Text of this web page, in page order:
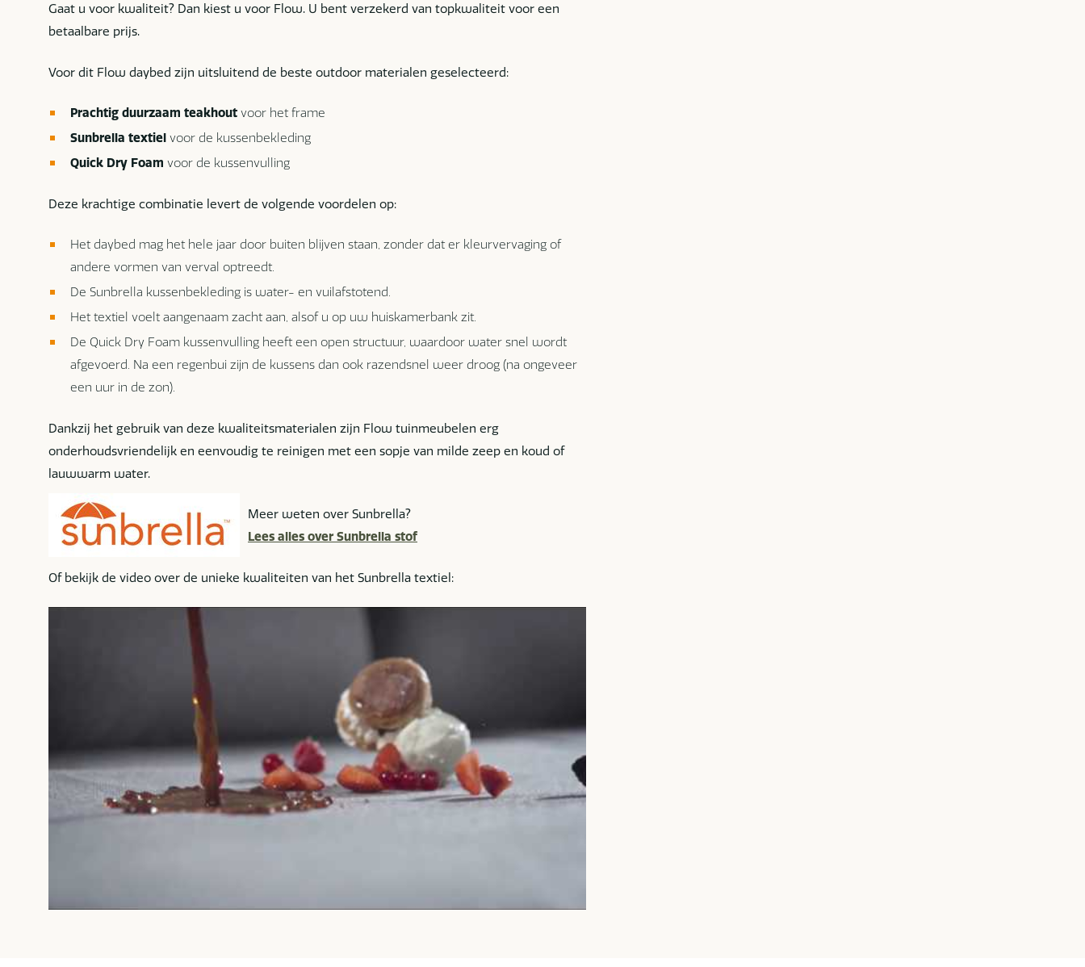
Gaat u voor kwaliteit? Dan kiest u voor Flow. U bent verzekerd van topkwaliteit voor een
betaalbare prijs.
Voor dit Flow daybed zijn uitsluitend de beste outdoor materialen geselecteerd:
Prachtig duurzaam teakhoutvoor het frame
Sunbrella textielvoor de kussenbekleding
Quick Dry Foam voor de kussenvulling
Deze krachtige combinatie levert de volgende voordelen op:
Het daybed mag het hele jaar door buiten blijven staan, zonder dat er kleurvervaging of
andere vormen van verval optreedt.
De Sunbrella kussenbekleding is water- en vuilafstotend.
Het textiel voelt aangenaam zacht aan, alsof u op uw huiskamerbank zit.
De Quick Dry Foam kussenvulling heeft een open structuur, waardoor water snel wordt
afgevoerd. Na een regenbui zijn de kussens dan ook razendsnel weer droog (na ongeveer
een uur in de zon).
Dankzij het gebruik van deze kwaliteitsmaterialen zijn Flow tuinmeubelen erg
onderhoudsvriendelijk en eenvoudig te reinigen met een sopje van milde zeep en koud of
lauwwarm water.
Meer weten over Sunbrella?
Lees alles over Sunbrella stof
Of bekijk de video over de unieke kwaliteiten van het Sunbrella textiel: